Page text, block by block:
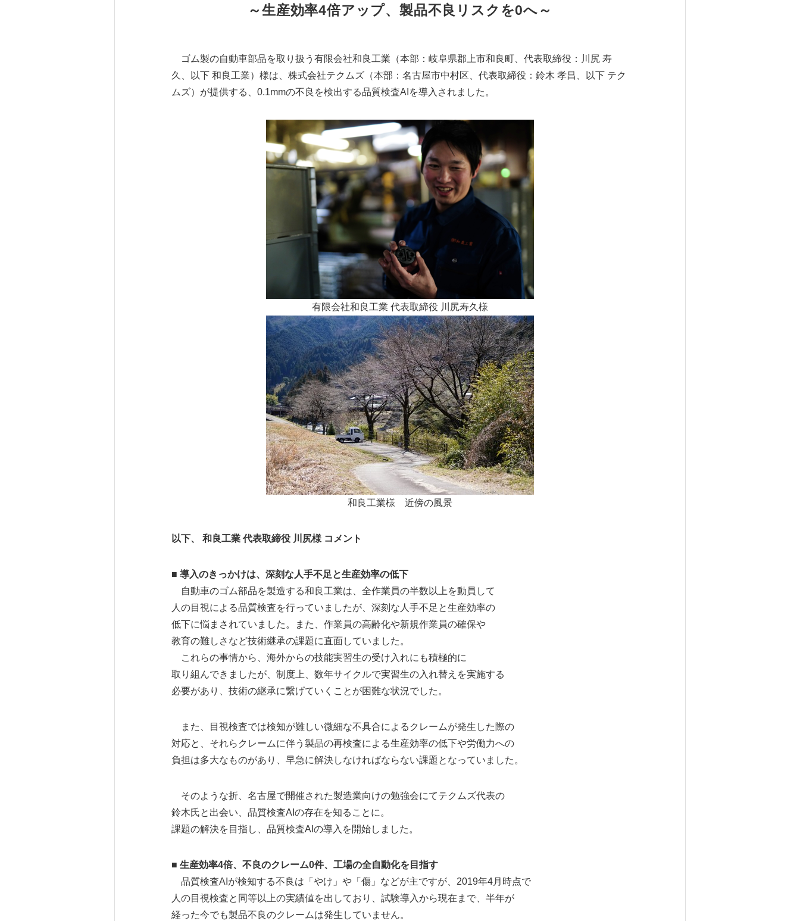
～生産効率4倍アップ、製品不良リスクを0へ～
ゴム製の自動車部品を取り扱う有限会社和良工業（本部：岐阜県郡上市和良町、代表取締役：川尻 寿
久、以下 和良工業）様は、株式会社テクムズ（本部：名古屋市中村区、代表取締役：鈴木 孝昌、以下 テク
ムズ）が提供する、0.1mmの不良を検出する品質検査AIを導入されました。
有限会社和良工業 代表取締役 川尻寿久様
和良工業様 近傍の風景
以下、 和良工業 代表取締役 川尻様 コメント
■ 導入のきっかけは、深刻な人手不足と生産効率の低下
自動車のゴム部品を製造する和良工業は、全作業員の半数以上を動員して
人の目視による品質検査を行っていましたが、深刻な人手不足と生産効率の
低下に悩まされていました。また、作業員の高齢化や新規作業員の確保や
教育の難しさなど技術継承の課題に直面していました。
これらの事情から、海外からの技能実習生の受け入れにも積極的に
取り組んできましたが、制度上、数年サイクルで実習生の入れ替えを実施する
必要があり、技術の継承に繋げていくことが困難な状況でした。
また、目視検査では検知が難しい微細な不具合によるクレームが発生した際の
対応と、それらクレームに伴う製品の再検査による生産効率の低下や労働力への
負担は多大なものがあり、早急に解決しなければならない課題となっていました。
そのような折、名古屋で開催された製造業向けの勉強会にてテクムズ代表の
鈴木氏と出会い、品質検査AIの存在を知ることに。
課題の解決を目指し、品質検査AIの導入を開始しました。
■ 生産効率4倍、不良のクレーム0件、工場の全自動化を目指す
品質検査AIが検知する不良は「やけ」や「傷」などが主ですが、2019年4月時点で
人の目視検査と同等以上の実績値を出しており、試験導入から現在まで、半年が
経った今でも製品不良のクレームは発生していません。
English